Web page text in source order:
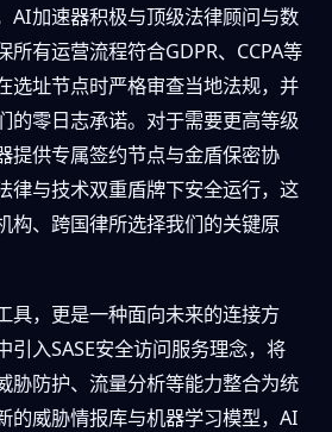
AI加速器积极与顶级法律顾问与数
所有运营流程符合GDPR、CCPA等
选址节点时严格审查当地法规，并
的零日志承诺。对于需要更高等级
提供专属签约节点与金盾保密协
律与技术双重盾牌下安全运行，这
构、跨国律所选择我们的关键原
具，更是一种面向未来的连接方
引入SASE安全访问服务理念，将
胁防护、流量分析等能力整合为统
的威胁情报库与机器学习模型，AI